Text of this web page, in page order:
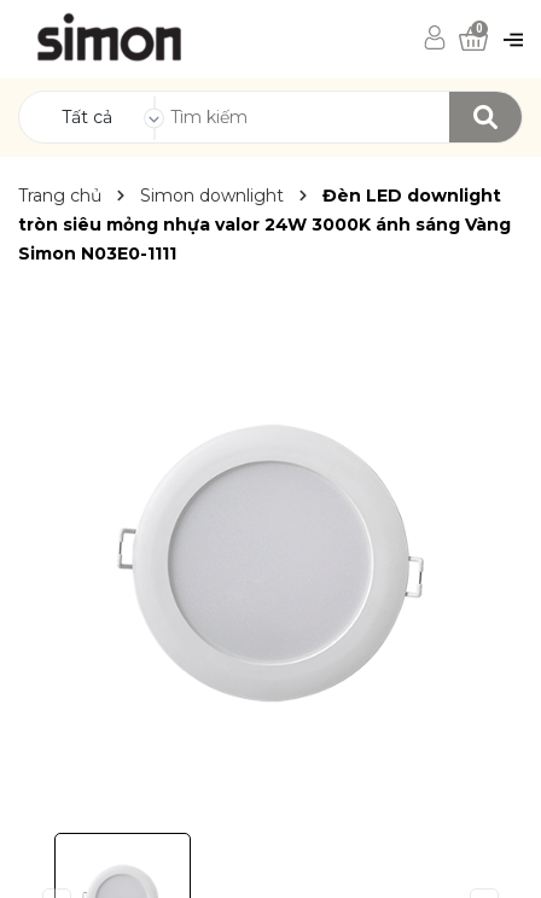
Tất cả
0
Trang chủ Simon downlight
Đèn LED downlight
tròn siêu mỏng nhựa valor 24W 3000K ánh sáng Vàng
Simon N03E0-1111